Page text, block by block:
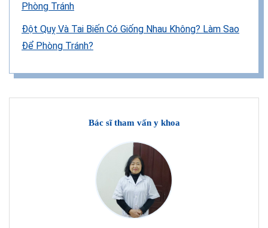
Phòng Tránh
Đột Quỵ Và Tai Biến Có Giống Nhau Không? Làm Sao
Để Phòng Tránh?
Bác sĩ tham vấn y khoa